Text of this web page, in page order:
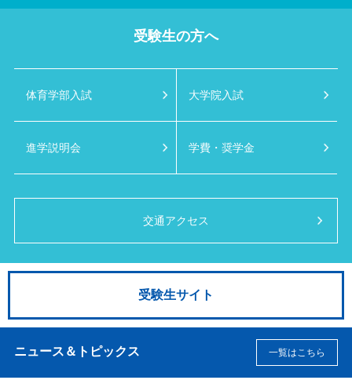
受験生の方へ
体育学部入試 大学院入試
進学説明会 学費・奨学金
交通アクセス
受験生サイト
ニュース＆トピックス 一覧はこちら